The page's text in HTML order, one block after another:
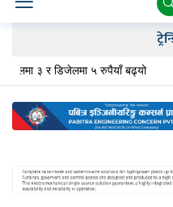
पेट्रोलियम
अन्तर्राष्ट्रिय
ऊर्जा
दक्षता
३ र डिजेलमा ५ रुपैयाँ बढ्यो